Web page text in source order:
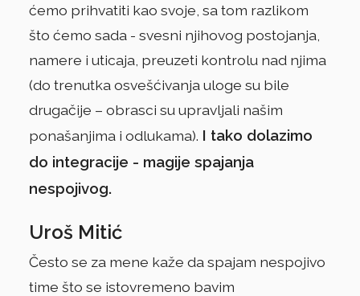
ćemo prihvatiti kao svoje, sa tom razlikom
što ćemo sada - svesni njihovog postojanja,
namere i uticaja, preuzeti kontrolu nad njima
(do trenutka osvešćivanja uloge su bile
drugačije – obrasci su upravljali našim
ponašanjima i odlukama). I tako dolazimo
do integracije - magije spajanja
nespojivog.
Uroš Mitić
Često se za mene kaže da spajam nespojivo
time što se istovremeno bavim